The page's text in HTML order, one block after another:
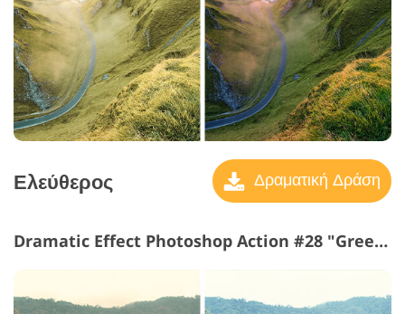
Ελεύθερος Δραματική Δράση
Dramatic Effect Photoshop Action #28 "Greener"